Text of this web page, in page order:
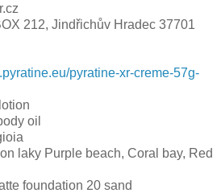
212, Jindřichův Hradec 37701
pyratine-xr-creme-57g-
oil
laky Purple beach, Coral bay, Red
foundation 20 sand